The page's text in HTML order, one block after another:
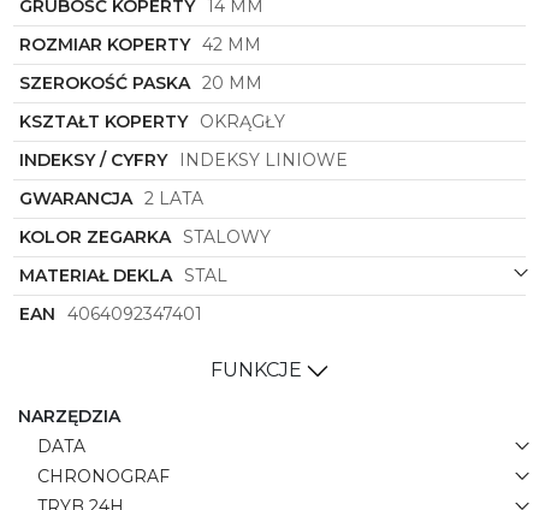
wybierając zegarek, który pokaże nie tylko czas, ale
także Twój niepowtarzalny styl i wyrafinowany gust.
GRUBOŚĆ KOPERTY 14 MM
ROZMIAR KOPERTY 42 MM
SZEROKOŚĆ PASKA 20 MM
KSZTAŁT KOPERTY OKRĄGŁY
INDEKSY / CYFRY
INDEKSY LINIOWE
GWARANCJA 2 LATA
KOLOR ZEGARKA STALOWY
MATERIAŁ DEKLA STAL
EAN
4064092347401
FUNKCJE
NARZĘDZIA
DATA
CHRONOGRAF